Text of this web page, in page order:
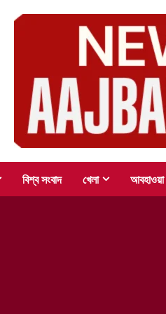
বিশ্ব সংবাদ খেলা আবহাওয়া